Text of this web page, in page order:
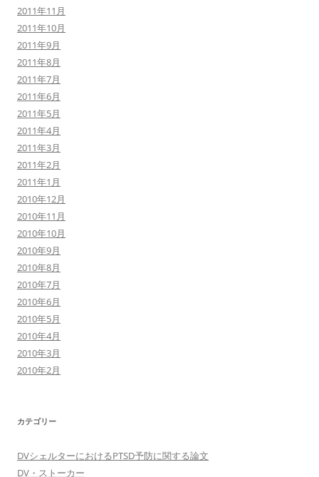
2011年11月
2011年10月
2011年9月
2011年8月
2011年7月
2011年6月
2011年5月
2011年4月
2011年3月
2011年2月
2011年1月
2010年12月
2010年11月
2010年10月
2010年9月
2010年8月
2010年7月
2010年6月
2010年5月
2010年4月
2010年3月
2010年2月
カテゴリー
DVシェルターにおけるPTSD予防に関する論文
DV・ストーカー